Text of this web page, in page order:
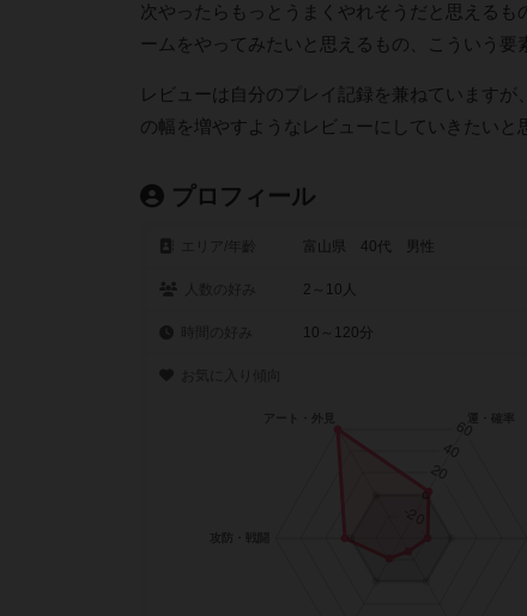
次やったらもっとうまくやれそうだと思える
ームをやってみたいと思えるもの、こういう要
レビューは自分のプレイ記録を兼ねています
の幅を増やすようなレビューにしていきたいと
プロフィール
富山県 40代 男性
2～10人
10～120分